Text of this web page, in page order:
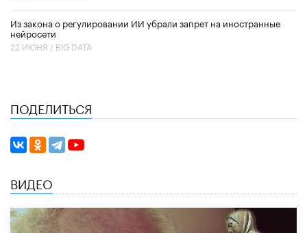
Из закона о регулировании ИИ убрали запрет на иностранные
нейросети
22 ИЮНЯ / BIG DATA
ПОДЕЛИТЬСЯ
ВИДЕО